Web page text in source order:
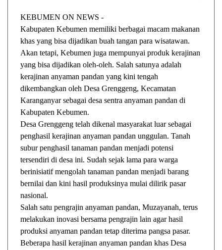
KEBUMEN ON NEWS -
Kabupaten Kebumen memiliki berbagai macam makanan
khas yang bisa dijadikan buah tangan para wisatawan.
Akan tetapi, Kebumen juga mempunyai produk kerajinan
yang bisa dijadikan oleh-oleh. Salah satunya adalah
kerajinan anyaman pandan yang kini tengah
dikembangkan oleh Desa Grenggeng, Kecamatan
Karanganyar sebagai desa sentra anyaman pandan di
Kabupaten Kebumen.
Desa Grenggeng telah dikenal masyarakat luar sebagai
penghasil kerajinan anyaman pandan unggulan. Tanah
subur penghasil tanaman pandan menjadi potensi
tersendiri di desa ini. Sudah sejak lama para warga
berinisiatif mengolah tanaman pandan menjadi barang
bernilai dan kini hasil produksinya mulai dilirik pasar
nasional.
Salah satu pengrajin anyaman pandan, Muzayanah, terus
melakukan inovasi bersama pengrajin lain agar hasil
produksi anyaman pandan tetap diterima pangsa pasar.
Beberapa hasil kerajinan anyaman pandan khas Desa